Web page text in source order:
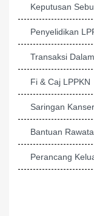
Keputusan
Penyelidikan
Transaksi
Fi & Caj LPPKN
Saringan
Bantuan
Perancang